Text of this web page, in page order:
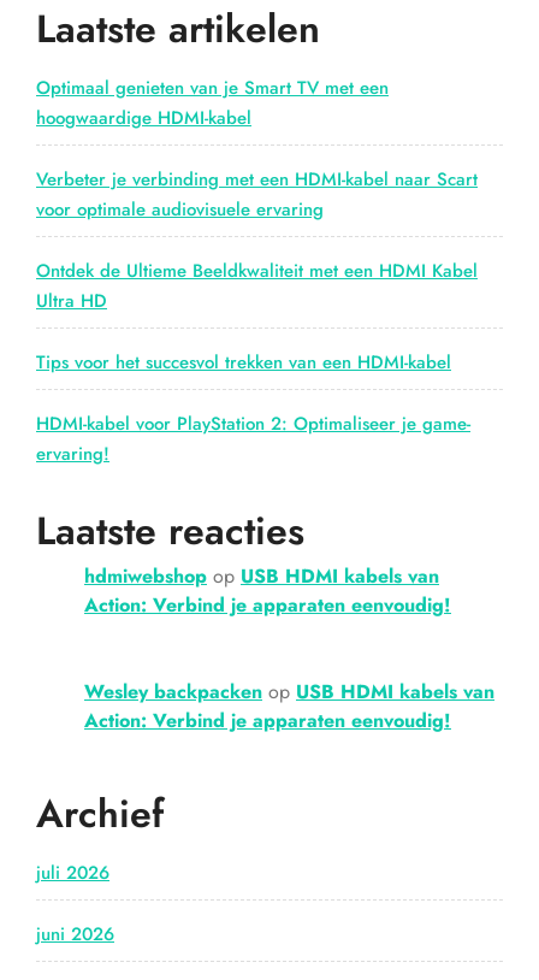
kabel
Ultieme
Beeld-
Laatste artikelen
Optimaal genieten van je Smart TV met een
hoogwaardige HDMI-kabel
Verbeter je verbinding met een HDMI-kabel naar Scart
voor optimale audiovisuele ervaring
Ontdek de Ultieme Beeldkwaliteit met een HDMI Kabel
Ultra HD
Tips voor het succesvol trekken van een HDMI-kabel
HDMI-kabel voor PlayStation 2: Optimaliseer je game-
ervaring!
Laatste reacties
hdmiwebshop op USB HDMI kabels van
Action: Verbind je apparaten eenvoudig!
Wesley backpacken op USB HDMI kabels van
Action: Verbind je apparaten eenvoudig!
Archief
juli 2026
juni 2026